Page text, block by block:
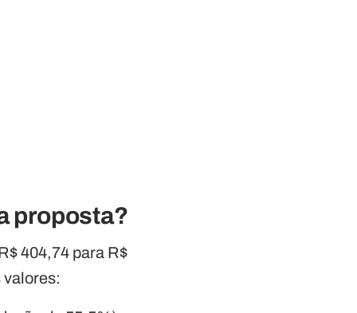
proposta?
404,74 para R$
valores: